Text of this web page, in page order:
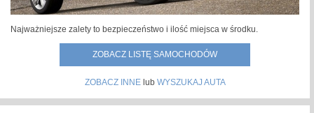
Najważniejsze zalety to bezpieczeństwo i ilość miejsca w środku.
ZOBACZ LISTĘ SAMOCHODÓW
ZOBACZ INNElub WYSZUKAJ AUTA